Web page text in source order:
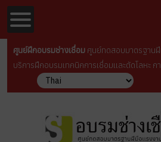
ศูนย์ฝึกอบรมช่างเชื่อม ศูนย์ทดสอบมาตรฐานฝี
บริการฝึกอบรมเทคนิคการเชื่อมเเละตัดโลหะ